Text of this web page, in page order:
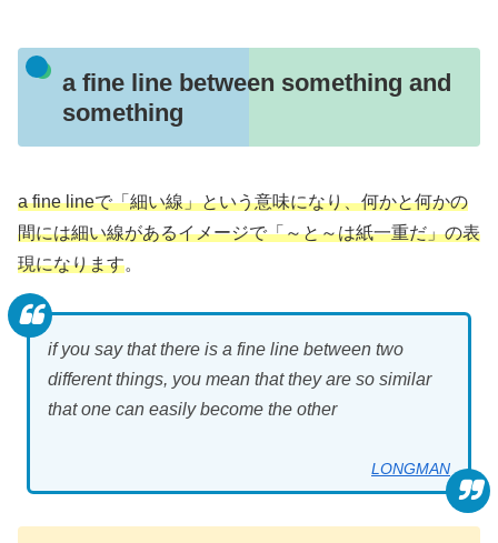
a fine line between something and
something
a fine lineで「細い線」という意味になり、何かと何かの
間には細い線があるイメージで「～と～は紙一重だ」の表
現になります。
if you say that there is a fine line between two
different things, you mean that they are so similar
that one can easily become the other
LONGMAN